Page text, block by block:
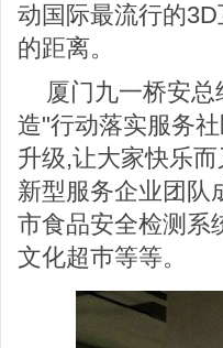
动国际最流行的
的距离。
厦门九一桥安
造"行动落实服务
升级,让大家快乐
新型服务企业团队
市食品安全检测系
文化超巿等等。